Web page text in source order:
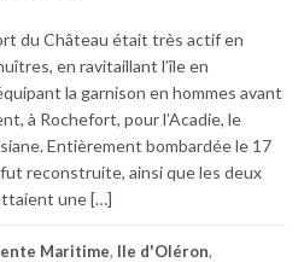
du Château était très actif en
en ravitaillant l’île en
la garnison en hommes avant
à Rochefort, pour l’Acadie, le
Entièrement bombardée le 17
reconstruite, ainsi que les deux
une […]
Maritime, Ile d'Oléron,